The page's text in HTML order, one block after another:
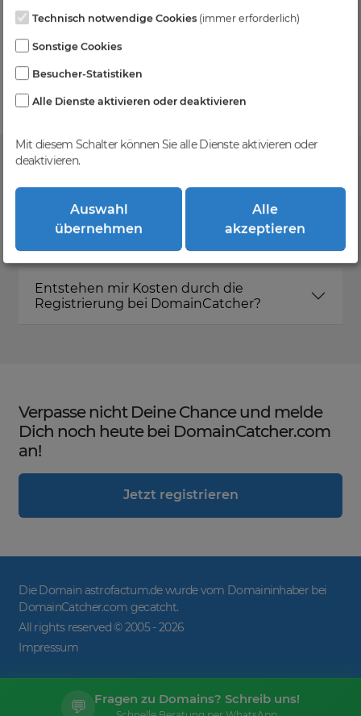
Kein Gebotsverfahren
Einfaches System - Deine Orders werden nach dem
FAQ
Was ist DomainCatcher?
Entstehen mir Kosten durch die
Registrierung bei DomainCatcher?
Verpasse nicht Deine Chance und melde
Dich noch heute bei DomainCatcher.com
an!
Jetzt registrieren
Die Domain astrofactum.de wurde vom Domaininhaber bei
DomainCatcher.com gecatcht.
All rights reserved © 2005 -2026
Impressum
💬 Fragen zu Domains? Schreib uns!
Technisch notwendige Cookies (immer erforderlich)
Sonstige Cookies
Besucher-Statistiken
Alle Dienste aktivieren oder deaktivieren
Mit diesem Schalter können Sie alle Dienste aktivieren oder
deaktivieren.
Auswahl
übernehmen
Alle
akzeptieren